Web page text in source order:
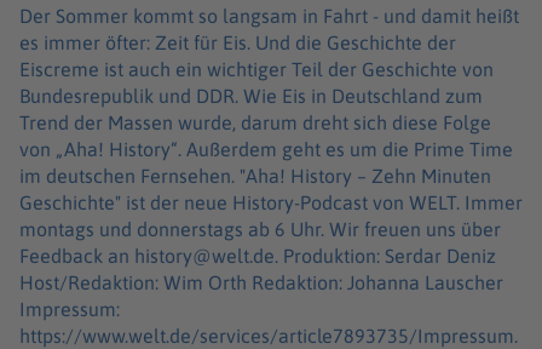
Der Sommer kommt so langsam in Fahrt - und damit heißt
es immer öfter: Zeit für Eis. Und die Geschichte der
Eiscreme ist auch ein wichtiger Teil der Geschichte von
Bundesrepublik und DDR. Wie Eis in Deutschland zum
Trend der Massen wurde, darum dreht sich diese Folge
von „Aha! History“. Außerdem geht es um die Prime Time
im deutschen Fernsehen. "Aha! History – Zehn Minuten
Geschichte" ist der neue History-Podcast von WELT. Immer
montags und donnerstags ab 6 Uhr. Wir freuen uns über
Feedback an history@welt.de. Produktion: Serdar Deniz
Host/Redaktion: Wim Orth Redaktion: Johanna Lauscher
Impressum:
https://www.welt.de/services/article7893735/Impressum.